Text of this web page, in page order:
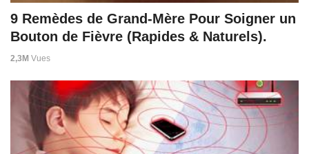
9 Remèdes de Grand-Mère Pour Soigner un
Bouton de Fièvre (Rapides & Naturels).
2,3M Vues